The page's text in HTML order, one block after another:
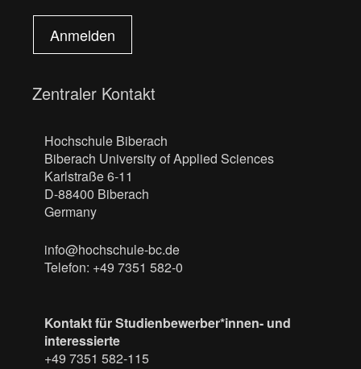
Anmelden
Zentraler Kontakt
Hochschule Biberach
Biberach University of Applied Sciences
Karlstraße 6-11
D-88400 Biberach
Germany
info@hochschule-bc.de
Telefon: +49 7351 582-0
Kontakt für Studienbewerber*innen- und
interessierte
+49 7351 582-115